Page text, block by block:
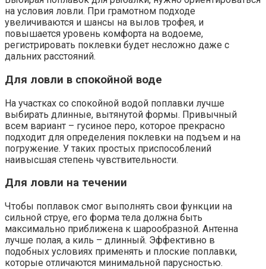
на условия ловли. При грамотном подходе
увеличиваются и шансы на вылов трофея, и
повышается уровень комфорта на водоеме,
регистрировать поклевки будет несложно даже с
дальних расстояний.
Для ловли в спокойной воде
На участках со спокойной водой поплавки лучше
выбирать длинные, вытянутой формы. Привычный
всем вариант – гусиное перо, которое прекрасно
подходит для определения поклевки на подъем и на
погружение. У таких простых приспособлений
наивысшая степень чувствительности.
Для ловли на течении
Чтобы поплавок смог выполнять свои функции на
сильной струе, его форма тела должна быть
максимально приближена к шарообразной. Антенна
лучше полая, а киль – длинный. Эффективно в
подобных условиях применять и плоские поплавки,
которые отличаются минимальной парусностью.